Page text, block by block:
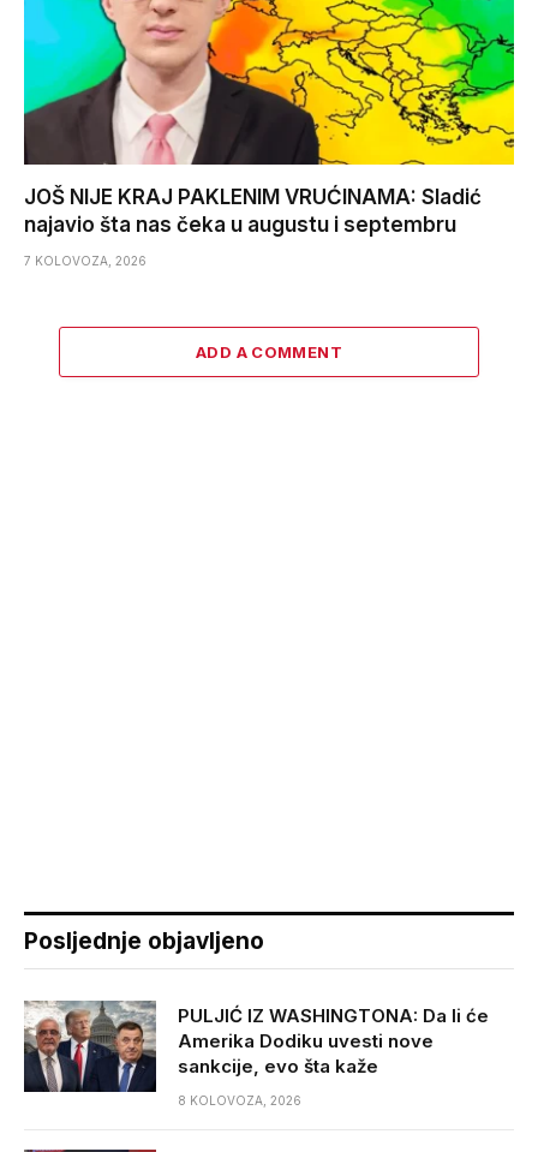
JOŠ NIJE KRAJ PAKLENIM VRUĆINAMA: Sladić
najavio šta nas čeka u augustu i septembru
7 KOLOVOZA, 2026
ADD A COMMENT
Posljednje objavljeno
PULJIĆ IZ WASHINGTONA: Da li će
Amerika Dodiku uvesti nove
sankcije, evo šta kaže
8 KOLOVOZA, 2026